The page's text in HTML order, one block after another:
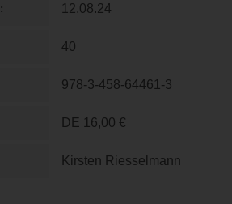
12.08.24
40
978-3-458-64461-3
DE 16,00 €
Kirsten Riesselmann